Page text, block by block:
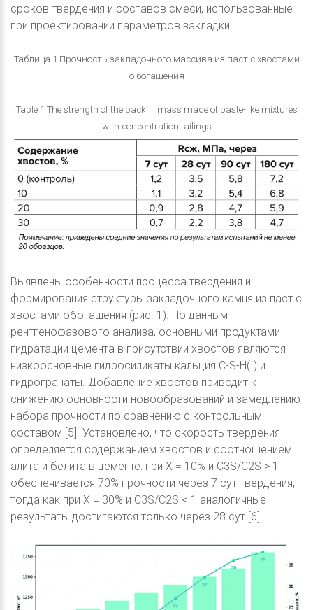
сроков твердения и составов смеси, использованные
при проектировании параметров закладки.
Таблица 1 Прочность закладочного массива из паст с хвостами
о богащения
Table 1 The strength of the backfill mass made of paste-like mixtures
with concentration tailings
Выявлены особенности процесса твердения и
формирования структуры закладочного камня из паст с
хвостами обогащения (рис. 1). По данным
рентгенофазового анализа, основными продуктами
гидратации цемента в присутствии хвостов являются
низкоосновные гидросиликаты кальция C-S-H(I) и
гидрогранаты. Добавление хвостов приводит к
снижению основности новообразований и замедлению
набора прочности по сравнению с контрольным
составом [5]. Установлено, что скорость твердения
определяется содержанием хвостов и соотношением
алита и белита в цементе: при Х = 10% и С3S/C2S > 1
обеспечивается 70% прочности через 7 сут твердения,
тогда как при Х = 30% и С3S/C2S < 1 аналогичные
результаты достигаются только через 28 сут [6].